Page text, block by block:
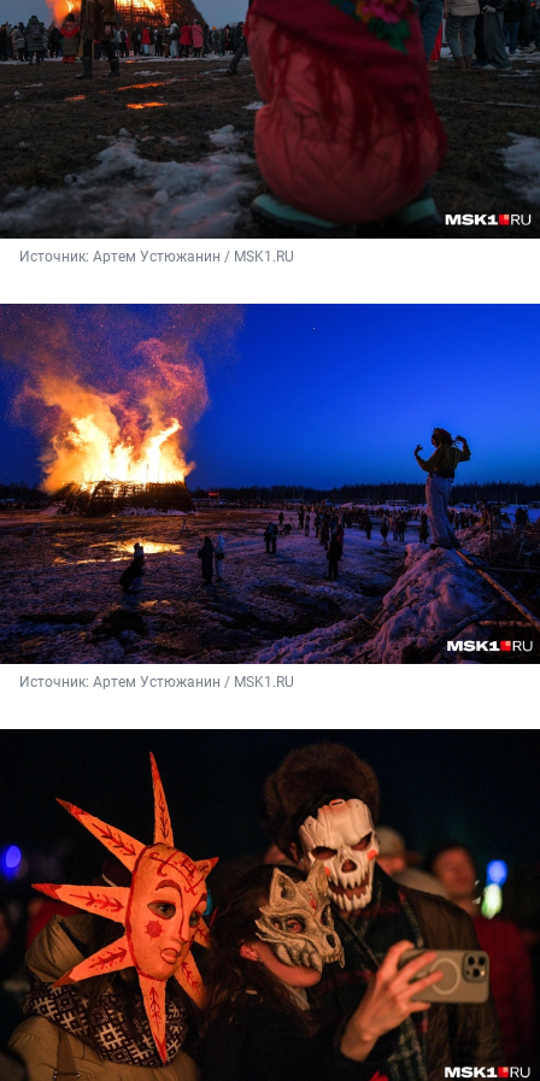
Источник: Артем Устюжанин / MSK1.RU
Источник: Артем Устюжанин / MSK1.RU